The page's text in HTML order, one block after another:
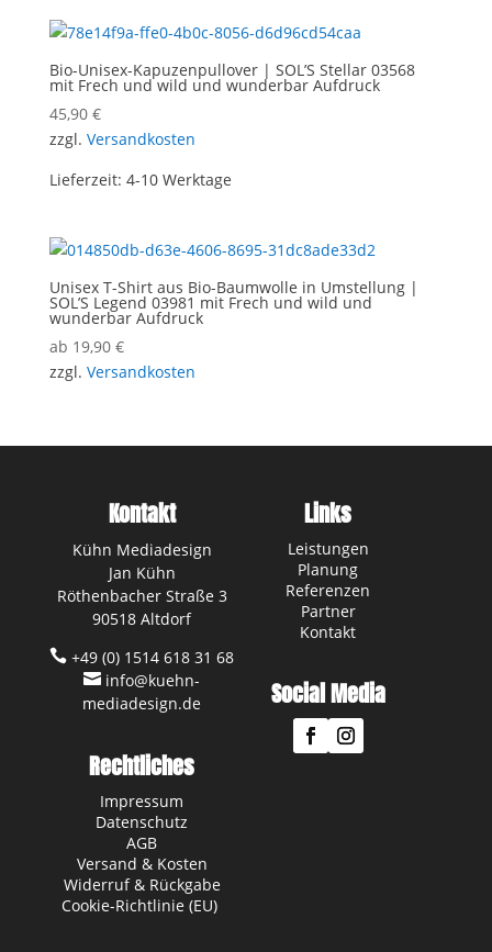
Bio-Unisex-Kapuzenpullover | SOL’S Stellar 03568
mit Frech und wild und wunderbar Aufdruck
45,90 €
zzgl. Versandkosten
Lieferzeit: 4-10 Werktage
Unisex T-Shirt aus Bio-Baumwolle in Umstellung |
SOL’S Legend 03981 mit Frech und wild und
wunderbar Aufdruck
ab 19,90 €
zzgl. Versandkosten
Kontakt
Kühn Mediadesign
Jan Kühn
Röthenbacher Straße 3
90518 Altdorf
 +49 (0) 1514 618 31 68
 info@kuehn-
mediadesign.de
Links
Leistungen
Planung
Referenzen
Partner
Kontakt
Social Media
Rechtliches
Impressum
Datenschutz
AGB
Versand & Kosten
Widerruf & Rückgabe
Cookie-Richtlinie (EU)